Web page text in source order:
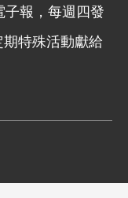
子報，每週四發
特殊活動獻給